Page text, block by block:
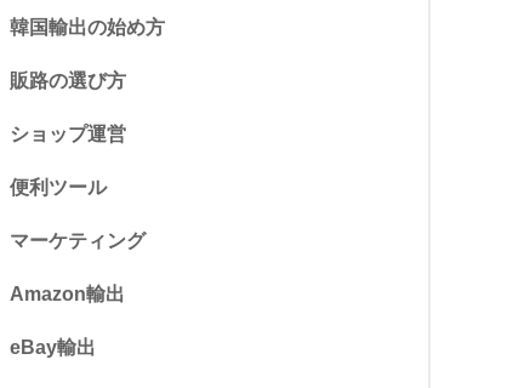
韓国輸出の始め方
販路の選び方
ショップ運営
便利ツール
マーケティング
Amazon輸出
eBay輸出